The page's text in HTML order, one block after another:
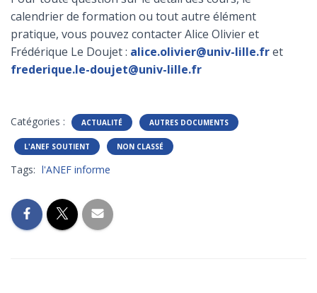
calendrier de formation ou tout autre élément
pratique, vous pouvez contacter Alice Olivier et
Frédérique Le Doujet : alice.olivier@univ-lille.fret
frederique.le-doujet@univ-lille.fr
Catégories : ACTUALITÉ AUTRES DOCUMENTS
L'ANEF SOUTIENT NON CLASSÉ
Tags: l'ANEF informe